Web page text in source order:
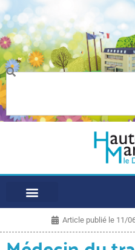
Article publié le 11/